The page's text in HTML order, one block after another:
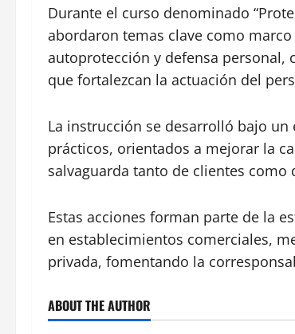
Durante el curso denominado
abordaron temas clave como
autoprotección y defensa personal,
que fortalezcan la actuación del
La instrucción se desarrolló bajo
prácticos, orientados a mejorar la
salvaguarda tanto de clientes como
Estas acciones forman parte de la
en establecimientos comerciales,
privada, fomentando la
ABOUT THE AUTHOR